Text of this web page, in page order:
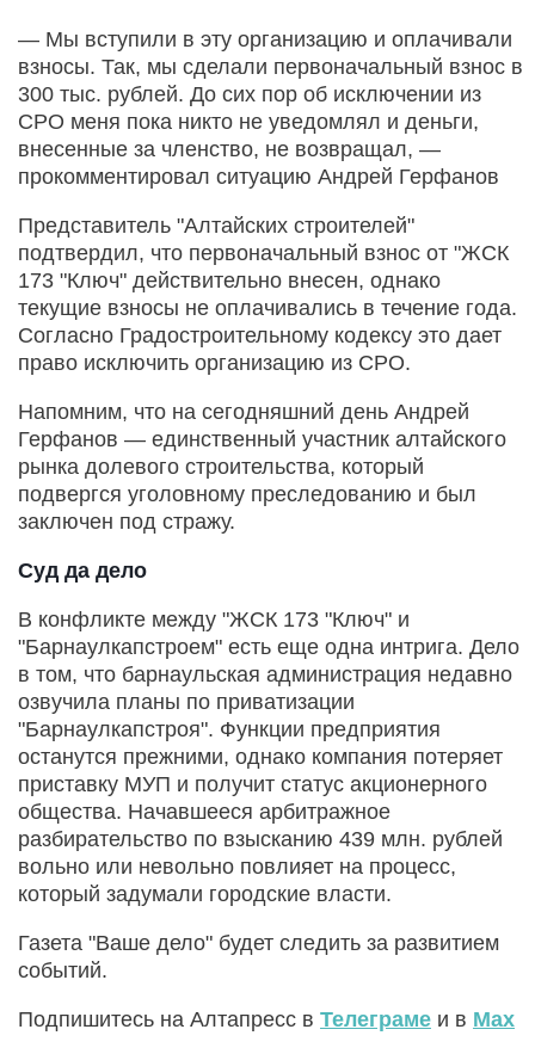
— Мы вступили в эту организацию и оплачивали
взносы. Так, мы сделали первоначальный взнос в
300 тыс. рублей. До сих пор об исключении из
СРО меня пока никто не уведомлял и деньги,
внесенные за членство, не возвращал, —
прокомментировал ситуацию Андрей Герфанов
Представитель "Алтайских строителей"
подтвердил, что первоначальный взнос от "ЖСК
173 "Ключ" действительно внесен, однако
текущие взносы не оплачивались в течение года.
Согласно Градостроительному кодексу это дает
право исключить организацию из СРО.
Напомним, что на сегодняшний день Андрей
Герфанов — единственный участник алтайского
рынка долевого строительства, который
подвергся уголовному преследованию и был
заключен под стражу.
Суд да дело
В конфликте между "ЖСК 173 "Ключ" и
"Барнаулкапстроем" есть еще одна интрига. Дело
в том, что барнаульская администрация недавно
озвучила планы по приватизации
"Барнаулкапстроя". Функции предприятия
останутся прежними, однако компания потеряет
приставку МУП и получит статус акционерного
общества. Начавшееся арбитражное
разбирательство по взысканию 439 млн. рублей
вольно или невольно повлияет на процесс,
который задумали городские власти.
Газета "Ваше дело" будет следить за развитием
событий.
Подпишитесь на Алтапресс в Телеграме и в Max